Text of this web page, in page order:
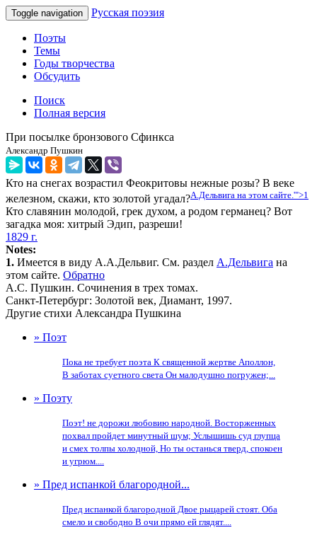
Toggle navigation Русская поэзия
Поэты
Темы
Годы творчества
Обсудить
Поиск
Полная версия
При посылке бронзового Сфинкса
Александр Пушкин
Кто на снегах возрастил Феокритовы нежные розы? В веке
железном, скажи, кто золотой угадал?А.Дельвига на этом сайте.'">1
Кто славянин молодой, грек духом, а родом германец? Вот
загадка моя: хитрый Эдип, разреши!
1829 г.
Notes:
1. Имеется в виду А.А.Дельвиг. См. раздел А.Дельвига на
этом сайте. Обратно
А.С. Пушкин. Сочинения в трех томах.
Санкт-Петербург: Золотой век, Диамант, 1997.
Другие стихи Александра Пушкина
» Поэт
Пока не требует поэта К священной жертве Аполлон,
В заботах суетного света Он малодушно погружен;...
» Поэту
Поэт! не дорожи любовию народной. Восторженных
похвал пройдет минутный шум; Услышишь суд глупца
и смех толпы холодной, Но ты останься тверд, спокоен
и угрюм....
» Пред испанкой благородной...
Пред испанкой благородной Двое рыцарей стоят. Оба
смело и свободно В очи прямо ей глядят....